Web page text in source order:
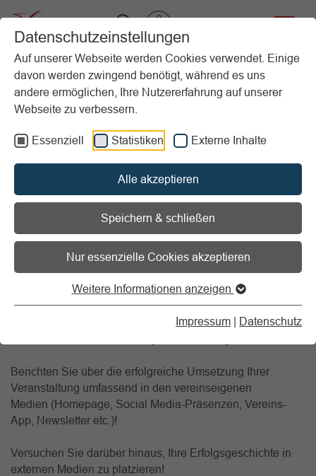
Datenschutzeinstellungen
Auf unserer Webseite werden Cookies verwendet. Einige
davon werden zwingend benötigt, während es uns
andere ermöglichen, Ihre Nutzererfahrung auf unserer
Webseite zu verbessern.
Essenziell Statistiken Externe Inhalte
Alle akzeptieren
Speichern & schließen
Nur essenzielle Cookies akzeptieren
Weitere Informationen anzeigen
Impressum | Datenschutz
Startseite Vereinsmanagement
Marketing
Veranstaltungsmanagement
Nachbereitungsphase
Nachberichterstattung
Vorlesen
Informationen zum Readspeaker öffnen
Nachberichterstattung
Nach der Veranstaltung ist vor
der Veranstaltung!
Geben Sie den Zielgruppen Ihrer
Vereinsveranstaltung einen möglichst umfassenden
Rückblick! Wecken Sie damit positive Erinnerungen und
Berichten Sie über die erfolgreiche Umsetzung Ihrer
Veranstaltung umfassend in den vereinseigenen
Medien (Homepage, Social Media-Präsenzen, Vereins-
App, Newsletter etc.)!
Versuchen Sie darüber hinaus, Ihre Erfolgsgeschichte in
externen Medien zu platzieren!